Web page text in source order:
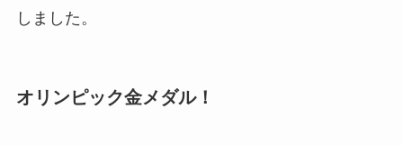
しました。
オリンピック金メダル！